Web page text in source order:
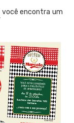
você encontra um